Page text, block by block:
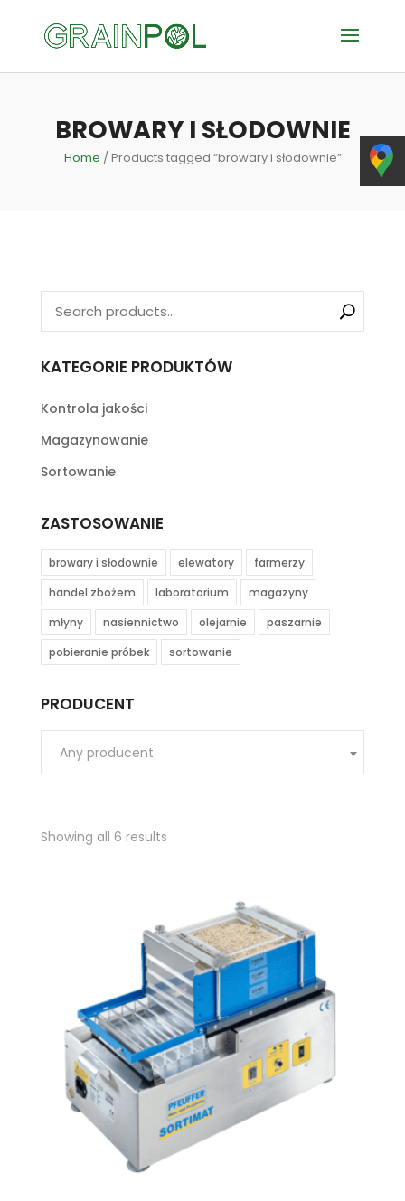
BROWARY I SŁODOWNIE
Home / Products tagged “browary i słodownie”
Showing all 6 results
KATEGORIE PRODUKTÓW
Kontrola jakości
Magazynowanie
Sortowanie
ZASTOSOWANIE
browary i słodownie elewatory
farmerzy
handel zbożem
laboratorium
magazyny
młyny
nasiennictwo olejarnie
paszarnie
pobieranie próbek
sortowanie
PRODUCENT
Any producent